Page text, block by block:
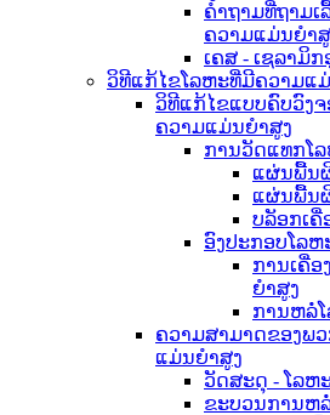
ຄຳຖາມທີ່ຖາມເ
ຄວາມແມ່ນຍຳ
ເຄສ - ເຊລາມິ
ວິທີແກ້ໄຂໂລຫະທີ່ມີຄວາມແ
ວິທີແກ້ໄຂແບບຄົບວົງ
ຄວາມແມ່ນຍໍາສູງ
ການວັດແທກໂ
ແຜ່ນພື້ນ
ແຜ່ນພື້ນ
ບລັອກເຄື່
ອົງປະກອບໂລຫ
ການເຄື່
ຍໍາສູງ
ການຫລໍ່
ຄວາມສາມາດຂອງພ
ແມ່ນຍໍາສູງ
ວັດສະດຸ - ໂລຫ
ຂະບວນການຫ